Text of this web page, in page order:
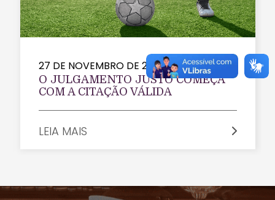
27 DE NOVEMBRO DE 2025
O JULGAMENTO JUSTO COMEÇA
COM A CITAÇÃO VÁLIDA
LEIA MAIS